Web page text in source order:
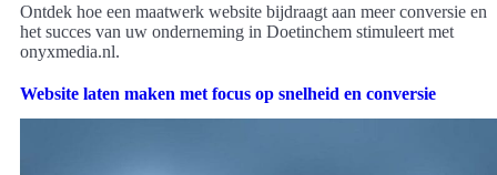
Ontdek hoe een maatwerk website bijdraagt aan meer conversie en
het succes van uw onderneming in Doetinchem stimuleert met
onyxmedia.nl.
Website laten maken met focus op snelheid en conversie